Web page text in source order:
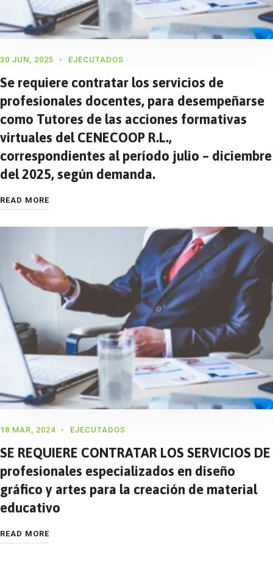
30 JUN, 2025 EJECUTADOS
Se requiere contratar los servicios de
profesionales docentes, para desempeñarse
como Tutores de las acciones formativas
virtuales del CENECOOP R.L.,
correspondientes al período julio – diciembre
del 2025, según demanda.
READ MORE
18 MAR, 2024 EJECUTADOS
SE REQUIERE CONTRATAR LOS SERVICIOS DE
profesionales especializados en diseño
gráfico y artes para la creación de material
educativo
READ MORE